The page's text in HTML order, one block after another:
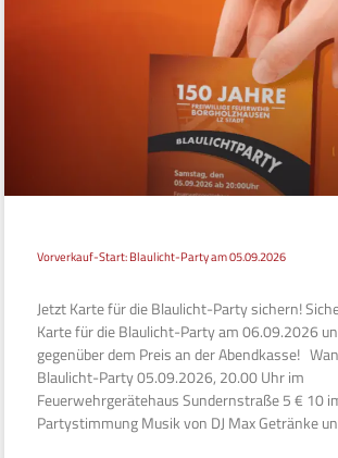
Vorverkauf-Start: Blaulicht-Party am 05.09.2026
Jetzt Karte für die Blaulicht-Party sichern!
Karte für die Blaulicht-Party am 06.09.2026
gegenüber dem Preis an der Abendkasse!
Blaulicht-Party 05.09.2026, 20.00 Uhr im
Feuerwehrgerätehaus Sundernstraße 5 € 10
Partystimmung Musik von DJ Max Getränke